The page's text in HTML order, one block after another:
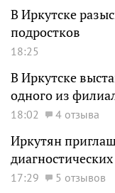
В Иркутске
подростков
18:25
В Иркутске
одного из
18:02 4 отзыва
Иркутян
17:29 5 отзывов